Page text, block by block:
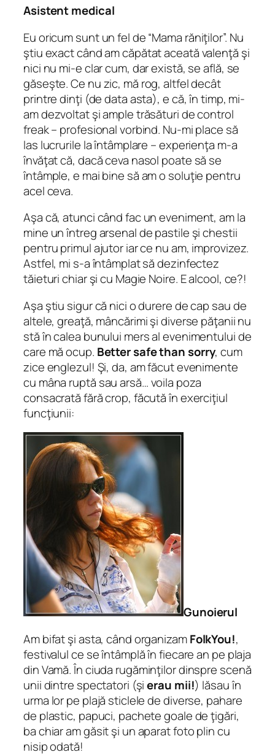
Asistent medical
Eu oricum sunt un fel de “Mama răniţilor”. Nu
ştiu exact când am căpătat aceată valenţă şi
nici nu mi-e clar cum, dar există, se află, se
găseşte. Ce nu zic, mă rog, altfel decât
printre dinţi (de data asta), e că, în timp, mi-
am dezvoltat şi ample trăsături de control
freak – profesional vorbind. Nu-mi place să
las lucrurile la întâmplare – experienţa m-a
învăţat că, dacă ceva nasol poate să se
întâmple, e mai bine să am o soluţie pentru
acel ceva.
Aşa că, atunci când fac un eveniment, am la
mine un întreg arsenal de pastile şi chestii
pentru primul ajutor iar ce nu am, improvizez.
Astfel, mi s-a întâmplat să dezinfectez
tăieturi chiar şi cu Magie Noire. E alcool, ce?!
Aşa ştiu sigur că nici o durere de cap sau de
altele, greaţă, mâncărimi şi diverse păţanii nu
stă în calea bunului mers al evenimentului de
care mă ocup. Better safe than sorry, cum
zice englezul! Şi, da, am făcut evenimente
cu mâna ruptă sau arsă… voila poza
consacrată fără crop, făcută în exerciţiul
funcţiunii:
Gunoierul
Am bifat şi asta, când organizamFolkYou!,
festivalul ce se întâmplă în fiecare an pe plaja
din Vamă. În ciuda rugăminţilor dinspre scenă
unii dintre spectatori (şierau mii!) lăsau în
urma lor pe plajă sticlele de diverse, pahare
de plastic, papuci, pachete goale de ţigări,
ba chiar am găsit şi un aparat foto plin cu
nisip odată!